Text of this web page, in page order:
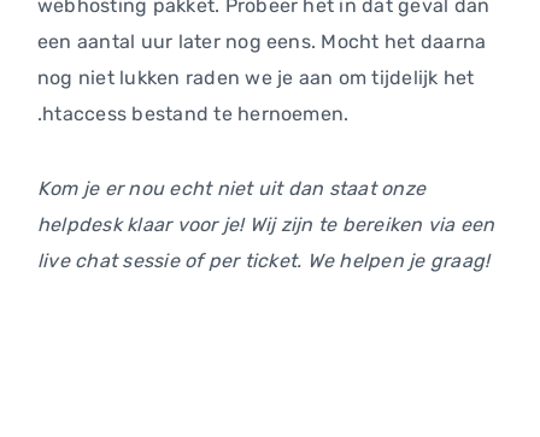
webhosting pakket. Probeer het in dat geval dan
een aantal uur later nog eens. Mocht het daarna
nog niet lukken raden we je aan om tijdelijk het
.htaccess bestand te hernoemen.
Kom je er nou echt niet uit dan staat onze
helpdesk klaar voor je! Wij zijn te bereiken via een
live chat sessie of per ticket. We helpen je graag!